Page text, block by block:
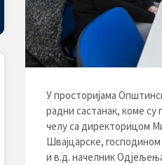
У просторијама
радни састанак, коме
челу са директорицом
Швајцарске,
и в.д. начелник